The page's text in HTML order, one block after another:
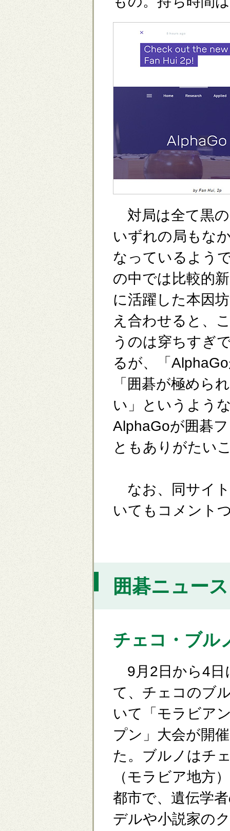
対局は全て黒
いずれの局もな
なっているよう
の中では比較的
に活躍した本因
え合わせると、
うのは穿ちすぎ
るが、「
「囲碁が極めら
い」というよう
AlphaGoが囲碁
ともありがたい
なお、同サイ
いてもコメント
囲碁ニュー
チェコ・ブル
9月2日から4日
て、チェコのブ
いて「モラビア
プン」大会が開
た。ブルノはチ
（モラビア地方
都市で、遺伝学
デルや小説家の